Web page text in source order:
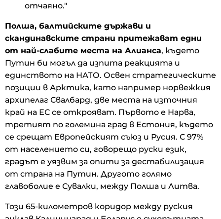
отчаяно."
Полша, балтийските държави и
скандинавските страни притежават едни
от най-слабите места на Алианса, където
Путин би могъл да изпита реакцията и
единството на НАТО. Освен стратегическите
позиции в Арктика, като например норвежкия
архипелаг Свалбард, две места на източния
край на ЕС се открояват. Първото е Нарва,
третият по големина град в Естония, където
се срещат Европейският съюз и Русия. С 97%
от населението си, говорещо руски език,
градът е уязвим за опити за дестабилизация
от страна на Путин. Другото голямо
главоболие е Сувалки, между Полша и Литва.
Този 65-километров коридор между руския